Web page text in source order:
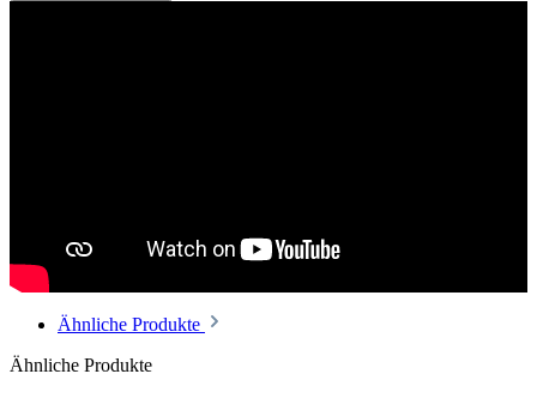
Ähnliche Produkte
Ähnliche Produkte